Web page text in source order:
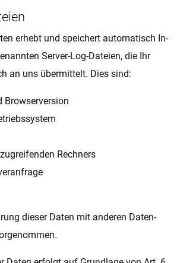
er­hebt und spei­chert au­to­ma­tisch In­
Ser­ver-Log-Da­tei­en, die Ihr
an uns über­mit­telt. Dies sind:
Brow­ser­ver­si­on
Rech­ners
die­ser Daten mit an­de­ren Da­ten­